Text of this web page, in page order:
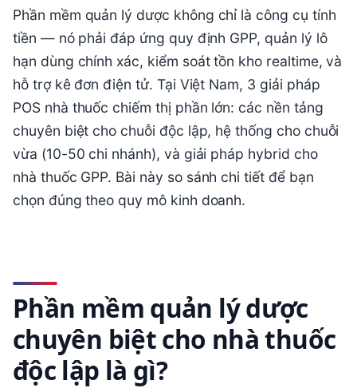
Phần mềm quản lý dược không chỉ là công cụ tính
tiền — nó phải đáp ứng quy định GPP, quản lý lô
hạn dùng chính xác, kiểm soát tồn kho realtime, và
hỗ trợ kê đơn điện tử. Tại Việt Nam, 3 giải pháp
POS nhà thuốc chiếm thị phần lớn: các nền tảng
chuyên biệt cho chuỗi độc lập, hệ thống cho chuỗi
vừa (10-50 chi nhánh), và giải pháp hybrid cho
nhà thuốc GPP. Bài này so sánh chi tiết để bạn
chọn đúng theo quy mô kinh doanh.
Phần mềm quản lý dược
chuyên biệt cho nhà thuốc
độc lập là gì?